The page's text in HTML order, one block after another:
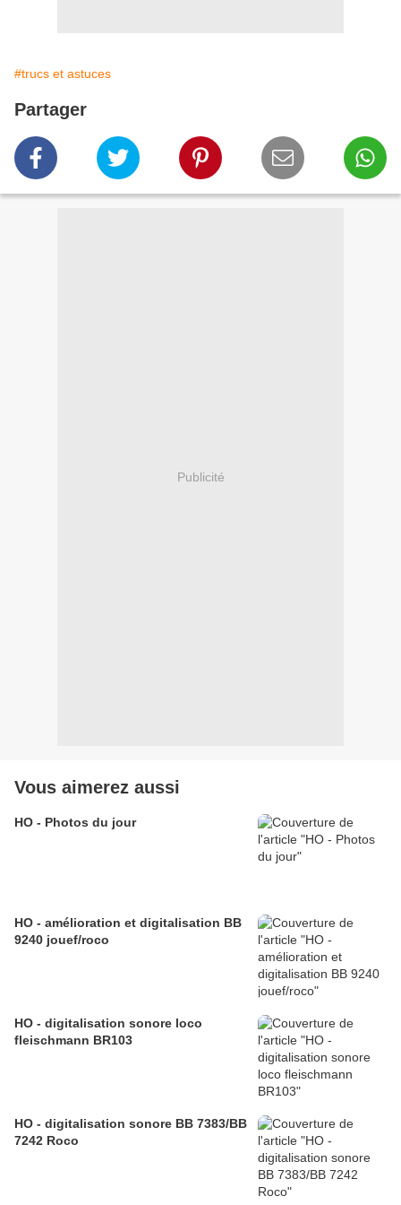
#trucs et astuces
Partager
Publicité
Vous aimerez aussi
HO - Photos du jour
HO - amélioration et digitalisation BB
9240 jouef/roco
HO - digitalisation sonore loco
fleischmann BR103
HO - digitalisation sonore BB 7383/BB
7242 Roco